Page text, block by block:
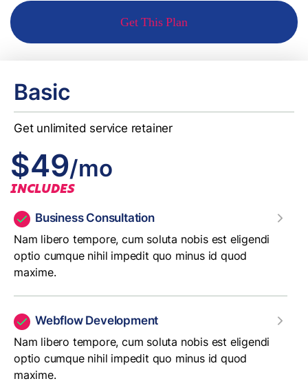
Get This Plan
Basic
Get unlimited service retainer
$49/mo
INCLUDES
Business Consultation
Nam libero tempore, cum soluta nobis est eligendi
optio cumque nihil impedit quo minus id quod
maxime.
Webflow Development
Nam libero tempore, cum soluta nobis est eligendi
optio cumque nihil impedit quo minus id quod
maxime.